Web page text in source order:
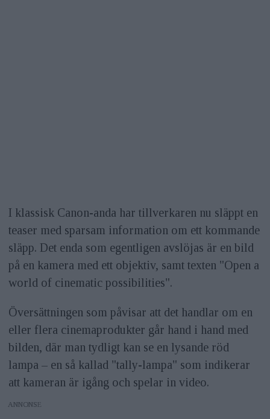
I klassisk Canon-anda har tillverkaren nu släppt en
teaser med sparsam information om ett kommande
släpp. Det enda som egentligen avslöjas är en bild
på en kamera med ett objektiv, samt texten "Open a
world of cinematic possibilities".
Översättningen som påvisar att det handlar om en
eller flera cinemaprodukter går hand i hand med
bilden, där man tydligt kan se en lysande röd
lampa – en så kallad "tally-lampa" som indikerar
att kameran är igång och spelar in video.
ANNONS